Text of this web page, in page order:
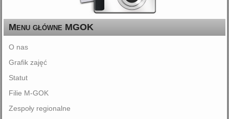
Menu główne MGOK
O nas
Grafik zajęć
Statut
Filie M-GOK
Zespoły regionalne